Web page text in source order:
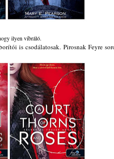
ilyen vibráló.
is csodálatosak. Pirosnak Feyre